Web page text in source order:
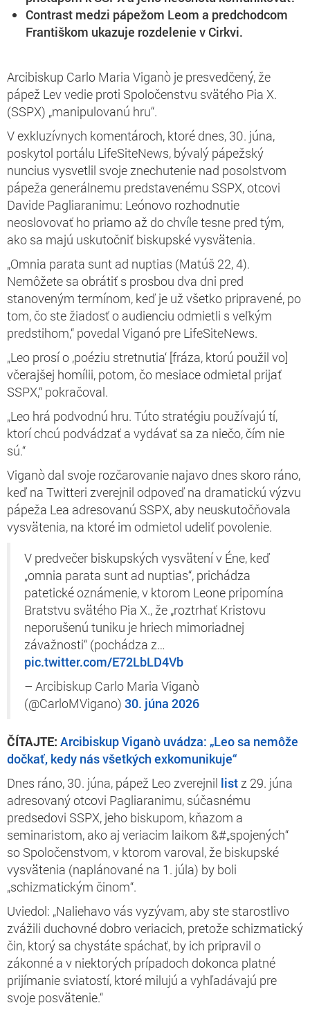
Contrast medzi pápežom Leom a predchodcom
Františkom ukazuje rozdelenie v Cirkvi.
Arcibiskup Carlo Maria Viganò je presvedčený, že
pápež Lev vedie proti Spoločenstvu svätého Pia X.
(SSPX) „manipulovanú hru“.
V exkluzívnych komentároch, ktoré dnes, 30. júna,
poskytol portálu LifeSiteNews, bývalý pápežský
nuncius vysvetlil svoje znechutenie nad posolstvom
pápeža generálnemu predstavenému SSPX, otcovi
Davide Pagliaranimu: Leónovo rozhodnutie
neoslovovať ho priamo až do chvíle tesne pred tým,
ako sa majú uskutočniť biskupské vysvätenia.
„Omnia parata sunt ad nuptias (Matúš 22, 4).
Nemôžete sa obrátiť s prosbou dva dni pred
stanoveným termínom, keď je už všetko pripravené, po
tom, čo ste žiadosť o audienciu odmietli s veľkým
predstihom,“ povedal Viganó pre LifeSiteNews.
„Leo prosí o ‚poéziu stretnutia‘ [fráza, ktorú použil vo]
včerajšej homílii, potom, čo mesiace odmietal prijať
SSPX,“ pokračoval.
„Leo hrá podvodnú hru. Túto stratégiu používajú tí,
ktorí chcú podvádzať a vydávať sa za niečo, čím nie
sú.“
Viganò dal svoje rozčarovanie najavo dnes skoro ráno,
keď na Twitteri zverejnil odpoveď na dramatickú výzvu
pápeža Lea adresovanú SSPX, aby neuskutočňovala
vysvätenia, na ktoré im odmietol udeliť povolenie.
V predvečer biskupských vysvätení v Éne, keď
„omnia parata sunt ad nuptias“, prichádza
patetické oznámenie, v ktorom Leone pripomína
Bratstvu svätého Pia X., že „roztrhať Kristovu
neporušenú tuniku je hriech mimoriadnej
závažnosti“ (pochádza z…
pic.twitter.com/E72LbLD4Vb
– Arcibiskup Carlo Maria Viganò
(@CarloMVigano) 30. júna 2026
ČÍTAJTE: Arcibiskup Viganò uvádza: „Leo sa nemôže
dočkať, kedy nás všetkých exkomunikuje“
Dnes ráno, 30. júna, pápež Leo zverejnil listz 29. júna
adresovaný otcovi Pagliaranimu, súčasnému
predsedovi SSPX, jeho biskupom, kňazom a
seminaristom, ako aj veriacim laikom &#„spojených“
so Spoločenstvom, v ktorom varoval, že biskupské
vysvätenia (naplánované na 1. júla) by boli
„schizmatickým činom“.
Uviedol: „Naliehavo vás vyzývam, aby ste starostlivo
zvážili duchovné dobro veriacich, pretože schizmatický
čin, ktorý sa chystáte spáchať, by ich pripravil o
zákonné a v niektorých prípadoch dokonca platné
prijímanie sviatostí, ktoré milujú a vyhľadávajú pre
svoje posvätenie.“